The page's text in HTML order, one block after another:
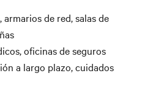
de red, salas de
oficinas de seguros
a largo plazo, cuidados